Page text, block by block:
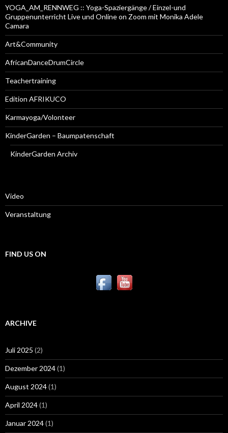
YOGA_AM_RENNWEG :: Yoga-Spaziergänge / Einzel-und
Gruppenunterricht Live und Online on Zoom mit Monika Adele
Camara
Art&Community
AfricanDanceDrumCircle
Teachertraining
Edition AFRIKUCO
Karmayoga/Volonteer
KinderGarden – Baumpatenschaft
KinderGarden Archiv
Video
Veranstaltung
FIND US ON
ARCHIVE
Juli 2025 (2)
Dezember 2024(1)
August 2024(1)
April 2024(1)
Januar 2024(1)